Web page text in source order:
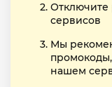
Отключите
сервисов
Мы
нашем